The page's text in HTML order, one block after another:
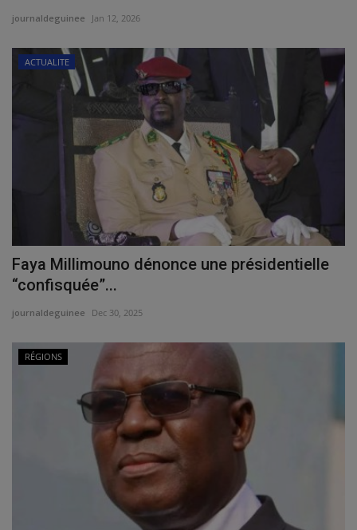
journaldeguinee Jan 12, 2026
ACTUALITE
Faya Millimouno dénonce une présidentielle
“confisquée”...
journaldeguinee Dec 30, 2025
RÉGIONS